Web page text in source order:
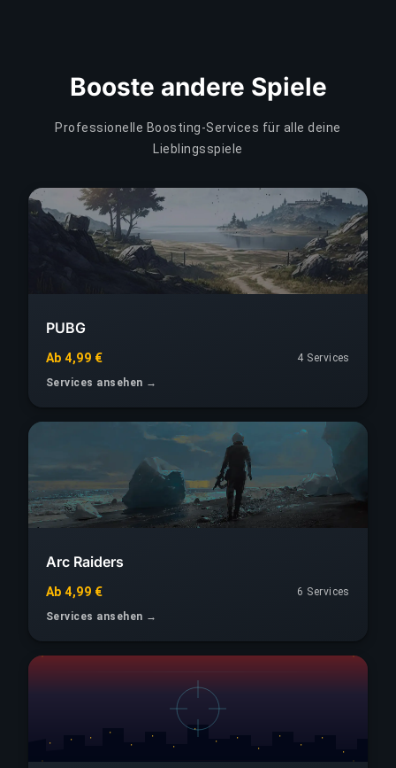
Booste andere Spiele
Professionelle Boosting-Services für alle deine
Lieblingsspiele
PUBG
Ab 4,99 €
4 Services
Services ansehen →
Arc Raiders
Ab 4,99 €
6 Services
Services ansehen →